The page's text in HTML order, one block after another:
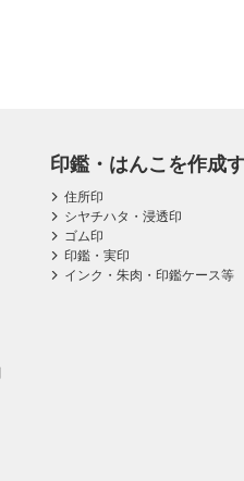
印鑑・はんこを作成
住所印
シヤチハタ・浸透印
ゴム印
印鑑・実印
インク・朱肉・印鑑ケース等